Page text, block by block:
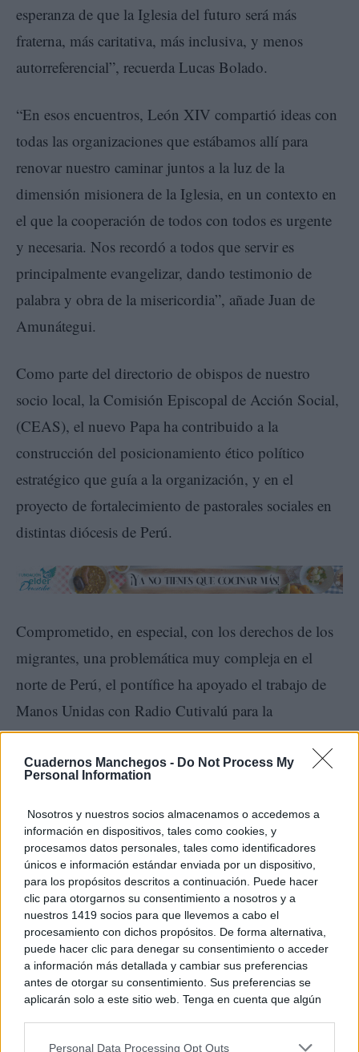
Cuadernos Manchegos - Do Not Process My
Personal Information
Nosotros y nuestros socios almacenamos o accedemos a
información en dispositivos, tales como cookies, y
procesamos datos personales, tales como identificadores
únicos e información estándar enviada por un dispositivo,
para los propósitos descritos a continuación. Puede hacer
clic para otorgarnos su consentimiento a nosotros y a
nuestros 1419 socios para que llevemos a cabo el
procesamiento con dichos propósitos. De forma alternativa,
puede hacer clic para denegar su consentimiento o acceder
a información más detallada y cambiar sus preferencias
antes de otorgar su consentimiento. Sus preferencias se
aplicarán solo a este sitio web. Tenga en cuenta que algún
Personal Data Processing Opt Outs
esperanza de que la Iglesia del futuro será más
fraterna, más caritativa, más inclusiva, y menos
autorreferencial”, recuerda Lucas Bolado.
“En esos encuentros, León XIV compartió ideas con
todas las organizaciones que estábamos allí para
renovar nuestro caminar juntos a la luz de la
dimensión misionera de la Iglesia, en un contexto en
el que la cooperación de todos con todos es urgente
y necesaria. Nos recordó a todos que servir es
principalmente evangelizar, dando testimonio de
palabra y obra de la misericordia”, añade Juan de
Amunátegui.
Como parte del directorio de obispos de nuestro
socio local, la Comisión Episcopal de Acción Social,
(CEAS), el nuevo Papa ha contribuido a la
construcción del posicionamiento ético político
estratégico que guía a la organización, y en el
proyecto de fortalecimiento de pastorales sociales en
distintas diócesis de Perú.
Comprometido, en especial, con los derechos de los
migrantes, una problemática muy compleja en el
norte de Perú, el pontífice ha apoyado el trabajo de
Manos Unidas con Radio Cutivalú para la
prevención del delito de trata y la promoción de una
vida libre de violencia para las mujeres.
“Dios bendiga la labor benéfica que realiza Manos
Unidas”, declaró en una carta, en la que alababa la
labor realizada en el proyecto “Mejora del desarrollo
integral de niños y niñas menores de tres en años en
comunidades periurbanas de Ventanilla en época de
coronavirus”, de nuestro socio local, laAsociación
Kusi Warma, con quien la ONG colabora desde
hace 20 años.